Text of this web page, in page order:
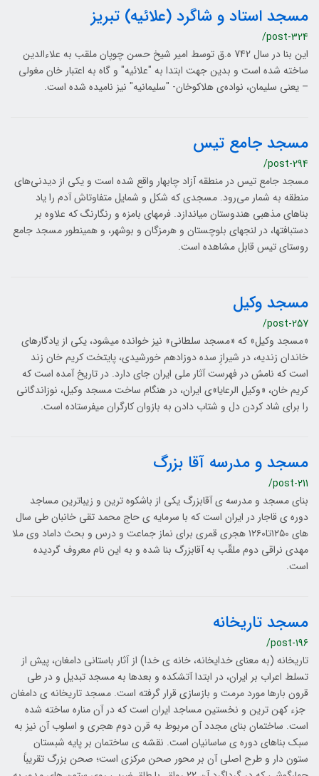
مسجد استاد و شاگرد (علائیه) تبریز
/post-324
این بنا در سال 742 ه.ق توسط امیر شیخ حسن چوپان ملقب به علاءالدین
ساخته شده است و بدین جهت ابتدا به "علائیه" و گاه به اعتبار خان مغولی
– یعنی سلیمان، نواده‌ی هلاکوخان- "سلیمانیه" نیز نامیده شده است.
مسجد جامع تیس
/post-294
مسجد جامع تیس در منطقه آزاد چابهار واقع شده است و یکی از دیدنی‌های
منطقه به شمار می‌رود. مسجدی که شکل و شمایل متفاوت‎اش آدم را یاد
بناهای مذهبی هندوستان می‎اندازد. فرم‎های بامزه و رنگارنگ که علاوه بر
دست‎بافت‎ها، در لنج‎های بلوچستان و هرمزگان و بوشهر، و همین‎طور مسجد جامع
روستای تیس قابل مشاهده است.
مسجد وکیل
/post-257
«مسجد وکیل» که «مسجد سلطانی» نیز خوانده می­شود، یکی از یادگارهای
خاندان زندیه، در شیرازِ سده­ دوزادهم خورشیدی، پایتخت کریم خان زند
است که نامش در فهرست آثار ملی ایران جای دارد. در تاریخ آمده است که
کریم خان، «وکیل الرعایا»ی ایران، در هنگام ساخت مسجد وکیل، نوزاندگانی
را برای شاد کردن دل و شتاب دادن به بازوان کارگران می­فرستاده است.
مسجد و مدرسه آقا بزرگ
/post-211
بنای مسجد و مدرسه ی آقابزرگ یکی از باشکوه ترین و زیباترین مساجد
دوره ی قاجار در ایران است که با سرمایه ی حاج محمد تقی خانبان طی سال
های ۱۲۵۰تا۱۲۶۰ هجری قمری برای نماز جماعت و درس و بحث داماد وی ملا
مهدی نراقی دوم ملقّب به آقابزرگ بنا شده و به این نام معروف گردیده
است.
مسجد تاریخانه
/post-196
تاریخانه (به معنای خدایخانه، خانه ی خدا) از آثار باستانی دامغان، پیش از
تسلط اعراب بر ایران، در ابتدا آتشکده و بعدها به مسجد تبدیل و در طی
قرون بارها مورد مرمت و بازسازی قرار گرفته است. مسجد تاریخانه ی دامغان
جزء کهن ترین و نخستین مساجد ایران است که در آن مناره ساخته شده
است. ساختمان بنای مجدد آن مربوط به قرن دوم هجری و اسلوب آن نیز به
سبک بناهای دوره ی ساسانیان است. نقشه ی ساختمان بر پایه شبستان
ستون دار و طرح اصلی آن بر محور صحن مرکزی است؛ صحن بزرگ تقریباً